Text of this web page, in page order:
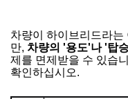
차량이 하이브리드라는
만, 차량의 '용도'나 '탑
제를 면제받을 수 있습
확인하십시오.